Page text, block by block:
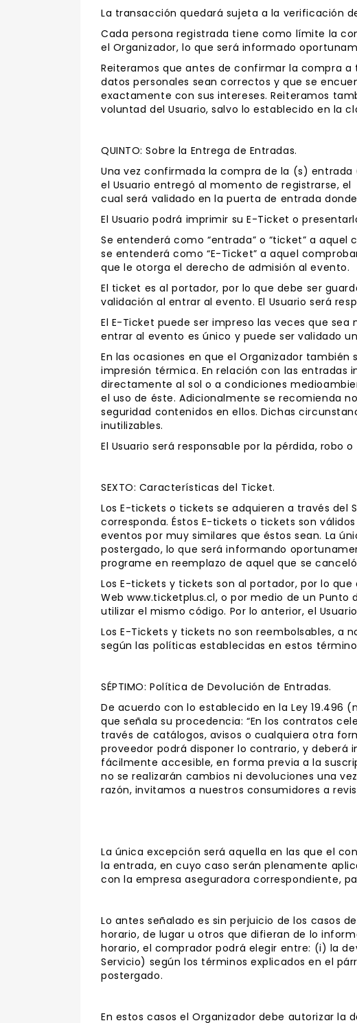
La transacción quedará sujeta a la verificación
Cada persona registrada tiene como límite la
el Organizador, lo que será informado
Reiteramos que antes de confirmar la compra a
datos personales sean correctos y que se
exactamente con sus intereses. Reiteramos
voluntad del Usuario, salvo lo establecido en la
QUINTO: Sobre la Entrega de Entradas.
Una vez confirmada la compra de la (s)
el Usuario entregó al momento de registrarse,
cual será validado en la puerta de entrada
El Usuario podrá imprimir su E-Ticket o
Se entenderá como “entrada” o “ticket” a aquel
se entenderá como “E-Ticket” a aquel
que le otorga el derecho de admisión al evento.
El ticket es al portador, por lo que debe ser
validación al entrar al evento. El Usuario será
El E-Ticket puede ser impreso las veces que
entrar al evento es único y puede ser validado
En las ocasiones en que el Organizador también
impresión térmica. En relación con las entradas
directamente al sol o a condiciones
el uso de éste. Adicionalmente se recomienda
seguridad contenidos en ellos. Dichas
inutilizables.
El Usuario será responsable por la pérdida,
SEXTO: Características del Ticket.
Los E-tickets o tickets se adquieren a través del
corresponda. Éstos E-tickets o tickets son
eventos por muy similares que éstos sean. La
postergado, lo que será informando
programe en reemplazo de aquel que se
Los E-tickets y tickets son al portador, por lo
Web www.ticketplus.cl, o por medio de un
utilizar el mismo código. Por lo anterior, el
Los E-Tickets y tickets no son reembolsables, a
según las políticas establecidas en estos
SÉPTIMO: Política de Devolución de Entradas.
De acuerdo con lo establecido en la Ley 19.496
que señala su procedencia: “En los contratos
través de catálogos, avisos o cualquiera otra
proveedor podrá disponer lo contrario, y
fácilmente accesible, en forma previa a la
no se realizarán cambios ni devoluciones una
razón, invitamos a nuestros consumidores a
La única excepción será aquella en las que el
la entrada, en cuyo caso serán plenamente
con la empresa aseguradora correspondiente,
Lo antes señalado es sin perjuicio de los casos
horario, de lugar u otros que difieran de lo
horario, el comprador podrá elegir entre: (i) la
Servicio) según los términos explicados en el
postergado.
En estos casos el Organizador debe autorizar